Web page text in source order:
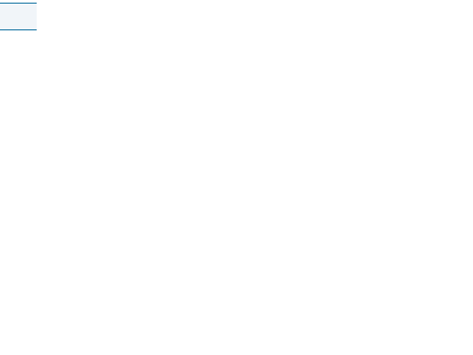
een Zwarte man met een kaal hoofd. We zien hem van op de rug. Ze hebben